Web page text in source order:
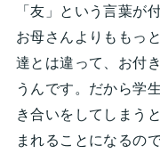
「友」という言葉が
お母さんよりももっ
達とは違って、お付
うんです。だから学
き合いをしてしまう
まれることになるの